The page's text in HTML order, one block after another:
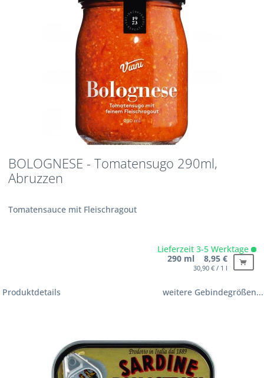
BOLOGNESE - Tomatensugo 290ml,
Abruzzen
Tomatensauce mit Fleischragout
Lieferzeit 3-5 Werktage
290 ml 8,95 €
30,90 € / 1 l
Produktdetails weitere Gebindegrößen...